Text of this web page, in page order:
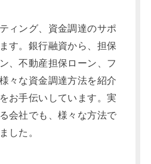
ィング、資金調達のサポ
す。銀行融資から、担保
、不動産担保ローン、フ
々な資金調達方法を紹介
お手伝いしています。実
会社でも、様々な方法で
した。